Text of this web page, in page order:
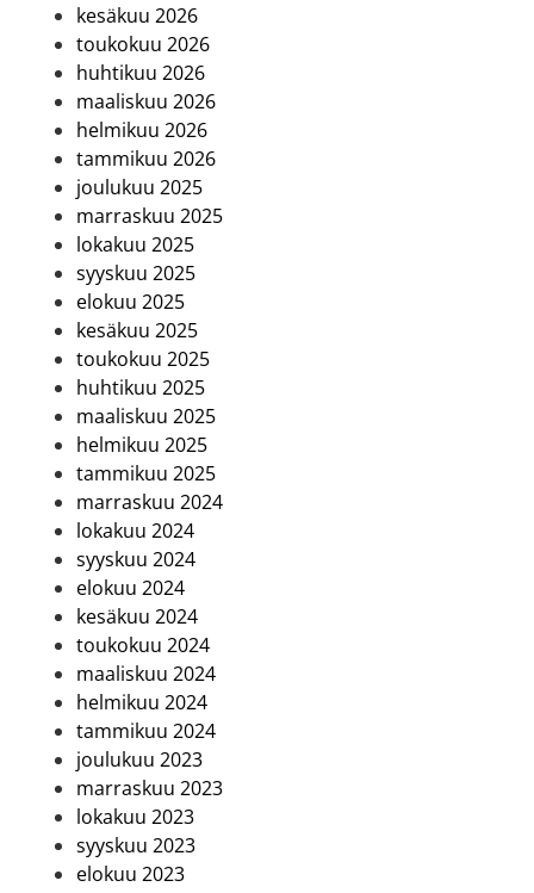
kesäkuu 2026
toukokuu 2026
huhtikuu 2026
maaliskuu 2026
helmikuu 2026
tammikuu 2026
joulukuu 2025
marraskuu 2025
lokakuu 2025
syyskuu 2025
elokuu 2025
kesäkuu 2025
toukokuu 2025
huhtikuu 2025
maaliskuu 2025
helmikuu 2025
tammikuu 2025
marraskuu 2024
lokakuu 2024
syyskuu 2024
elokuu 2024
kesäkuu 2024
toukokuu 2024
maaliskuu 2024
helmikuu 2024
tammikuu 2024
joulukuu 2023
marraskuu 2023
lokakuu 2023
syyskuu 2023
elokuu 2023